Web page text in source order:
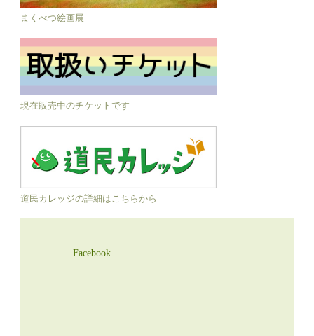
まくべつ絵画展
現在販売中のチケットです
道民カレッジの詳細はこちらから
Facebook